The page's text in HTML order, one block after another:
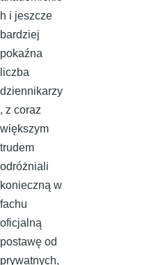
h i jeszcze
bardziej
pokaźna
liczba
dziennikarzy
, z coraz
większym
trudem
odróżniali
konieczną w
fachu
oficjalną
postawę od
prywatnych,